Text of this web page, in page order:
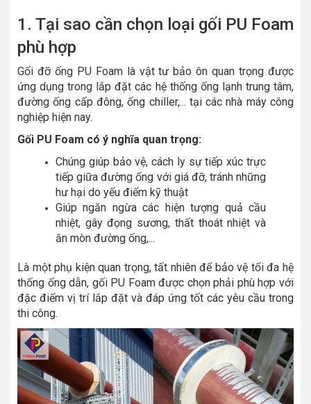
1. Tại sao cần chọn loại gối PU Foam
phù hợp
Gối đỡ ống PU Foam là vật tư bảo ôn quan trọng được
ứng dụng trong lắp đặt các hệ thống ống lạnh trung tâm,
đường ống cấp đông, ống chiller,... tại các nhà máy công
nghiệp hiện nay.
Gối PU Foam có ý nghĩa quan trọng:
Chúng giúp bảo vệ, cách ly sự tiếp xúc trực
tiếp giữa đường ống với giá đỡ, tránh những
hư hại do yếu điểm kỹ thuật
Giúp ngăn ngừa các hiện tượng quả cầu
nhiệt, gây đọng sương, thất thoát nhiệt và
ăn mòn đường ống,...
Là một phụ kiện quan trọng, tất nhiên để bảo vệ tối đa hệ
thống ống dẫn, gối PU Foam được chọn phải phù hợp với
đặc điểm vị trí lắp đặt và đáp ứng tốt các yêu cầu trong
thi công.